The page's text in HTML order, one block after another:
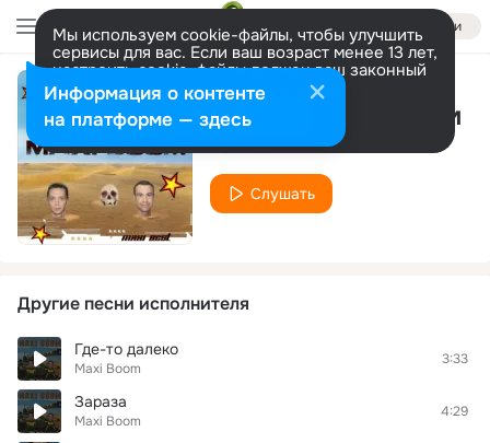
Войти
Мы используем cookie-файлы, чтобы улучшить
сервисы для вас. Если ваш возраст менее 13 лет,
настроить cookie-файлы должен ваш законный
представитель. Больше информации
Разрешить все Настроить
Мы по дороге едем
Maxi Boom
Слушать
Другие песни исполнителя
Где-то далеко
Maxi Boom
3:33
Зараза
Maxi Boom
4:29
Информация о контенте
на платформе — здесь